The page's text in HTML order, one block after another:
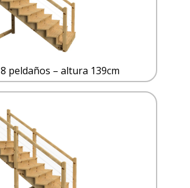
8 peldaños – altura 139cm